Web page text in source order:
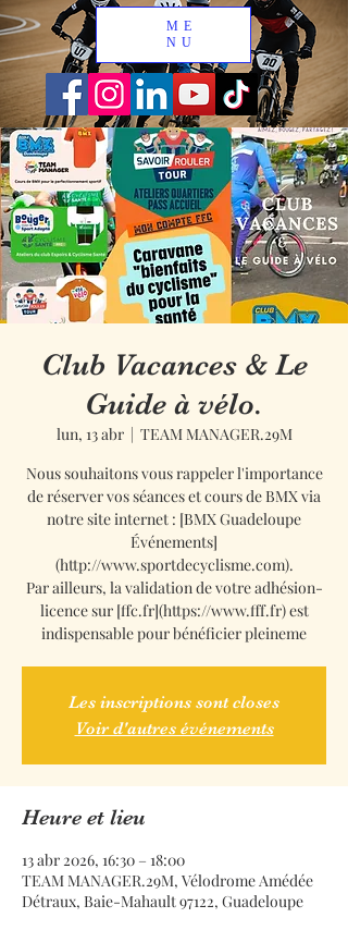
ME
NU
Club Vacances & Le
Guide à vélo.
lun, 13 abr
  |
TEAM MANAGER.29M
Nous souhaitons vous rappeler l'importance
de réserver vos séances et cours de BMX via
notre site internet : [BMX Guadeloupe
Événements]
(http://www.sportdecyclisme.com).
Par ailleurs, la validation de votre adhésion-
licence sur [ffc.fr](https://www.fff.fr) est
indispensable pour bénéficier pleineme
Les inscriptions sont closes
Voir d'autres événements
Heure et lieu
13 abr 2026, 16:30 – 18:00
TEAM MANAGER.29M, Vélodrome Amédée
Détraux, Baie-Mahault 97122, Guadeloupe